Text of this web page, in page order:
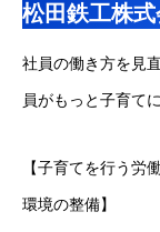
松田鉄工株
社員の働き方を見
員がもっと子育て
【子育てを行う労
環境の整備】